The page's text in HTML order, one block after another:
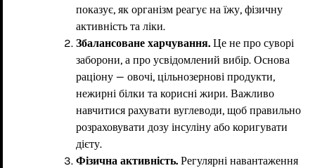
показує, як організм реагує на їжу, фізичну
активність та ліки.
Збалансоване харчування. Це не про суворі
заборони, а про усвідомлений вибір. Основа
раціону — овочі, цільнозернові продукти,
нежирні білки та корисні жири. Важливо
навчитися рахувати вуглеводи, щоб правильно
розраховувати дозу інсуліну або коригувати
дієту.
Фізична активність. Регулярні навантаження